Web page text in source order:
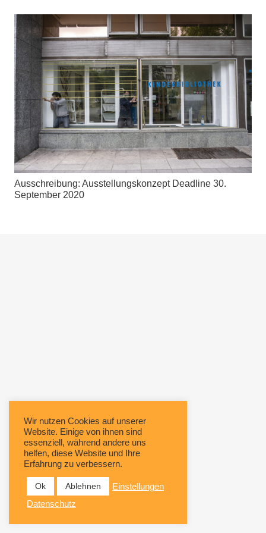
Ausschreibung: Ausstellungskonzept Deadline 30.
September 2020
Wir nutzen Cookies auf unserer
Website. Einige von ihnen sind
essenziell, während andere uns
helfen, diese Website und Ihre
Erfahrung zu verbessern.
Ok Ablehnen
Einstellungen
Datenschutz